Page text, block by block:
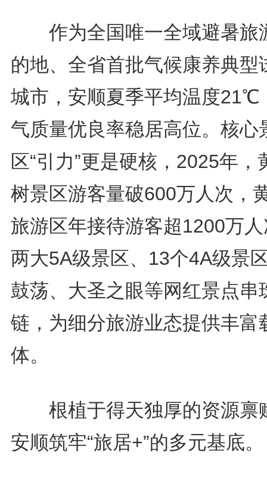
作为全国唯一全域避暑旅
的地、全省首批气候康养典型
城市，安顺夏季平均温度21℃
气质量优良率稳居高位。核心
区“引力”更是硬核，2025年，
树景区游客量破600万人次，
旅游区年接待游客超1200万
两大5A级景区、13个4A级景
鼓荡、大圣之眼等网红景点串
链，为细分旅游业态提供丰富
体。
根植于得天独厚的资源禀
安顺筑牢“旅居+”的多元基底。